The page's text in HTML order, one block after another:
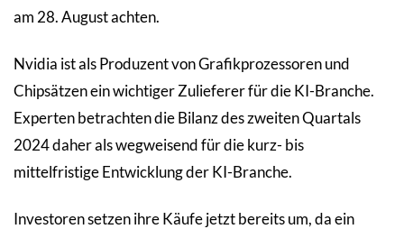
am 28. August achten.
Nvidia ist als Produzent von Grafikprozessoren und
Chipsätzen ein wichtiger Zulieferer für die KI-Branche.
Experten betrachten die Bilanz des zweiten Quartals
2024 daher als wegweisend für die kurz- bis
mittelfristige Entwicklung der KI-Branche.
Investoren setzen ihre Käufe jetzt bereits um, da ein